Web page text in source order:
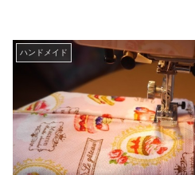
ハンドメイド